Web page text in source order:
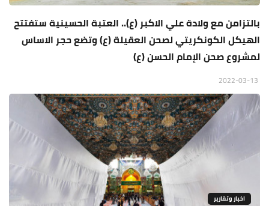
بالتزامن مع ولادة علي الاكبر (ع).. العتبة الحسينية ستفتتح
الهيكل الكونكريتي لصحن العقيلة (ع) وتضع حجر الاساس
لمشروع صحن الإمام الحسن (ع)
اخبار وتقارير